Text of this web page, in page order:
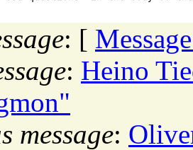
: [
: Heino
message: